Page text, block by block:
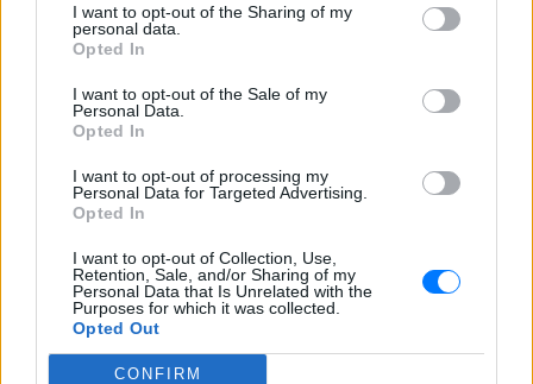
I want to opt-out of the Sharing of my
personal data.
Opted In
I want to opt-out of the Sale of my
Personal Data.
Opted In
I want to opt-out of processing my
Personal Data for Targeted Advertising.
Opted In
I want to opt-out of Collection, Use,
Retention, Sale, and/or Sharing of my
Personal Data that Is Unrelated with the
Purposes for which it was collected.
Opted Out
CONFIRM
φημισμένη παραλία της Πάρου
αντιμετωπίζουν κατηγορίες μετά τον
ναυαγοσώστης, παραπέμπεται στον
εισαγγελέα
Αθηνών‑Σουνίου: Αναστροφή ΙΧ
συνέτριψε μηχανή της ΔΙΑΣ ‑
ΠΡΙΝ 10 ΏΡΕΣ
Το περιστατικό σημειώθηκε στο
Λαγονήσι, κοντά στην παραλία Πεύκο - το
ενοικιαζόμενο όχημα επέβαιναν τέσσερα
τραυματιών εμπνέει ανησυχία.